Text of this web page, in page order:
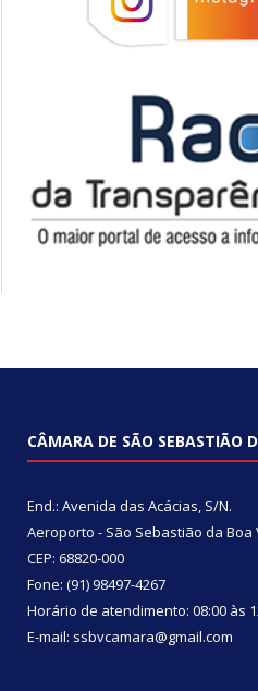
CÂMARA DE SÃO SEBASTIÃO
End.: Avenida das Acácias, S/N.
Aeroporto - São Sebastião da Boa
CEP: 68820-000
Fone: (91) 98497-4267
Horário de atendimento: 08:00 às
E-mail: ssbvcamara@gmail.com